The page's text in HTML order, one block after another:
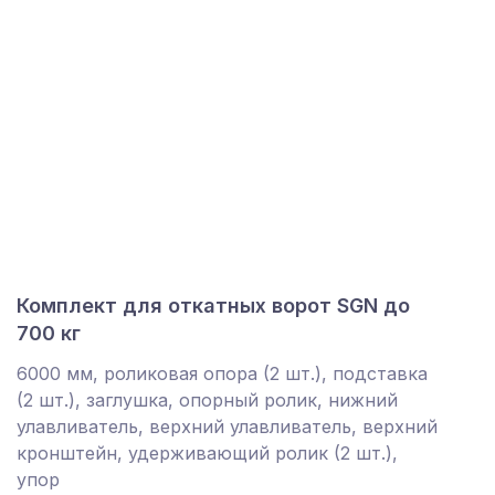
Комплект для откатных ворот SGN до
700 кг
6000 мм, роликовая опора (2 шт.), подставка
(2 шт.), заглушка, опорный ролик, нижний
улавливатель, верхний улавливатель, верхний
кронштейн, удерживающий ролик (2 шт.),
упор